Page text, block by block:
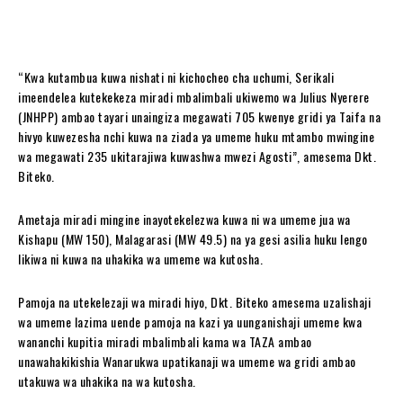
“Kwa kutambua kuwa nishati ni kichocheo cha uchumi, Serikali
imeendelea kutekekeza miradi mbalimbali ukiwemo wa Julius Nyerere
(JNHPP) ambao tayari unaingiza megawati 705 kwenye gridi ya Taifa na
hivyo kuwezesha nchi kuwa na ziada ya umeme huku mtambo mwingine
wa megawati 235 ukitarajiwa kuwashwa mwezi Agosti”, amesema Dkt.
Biteko.
Ametaja miradi mingine inayotekelezwa kuwa ni wa umeme jua wa
Kishapu (MW 150), Malagarasi (MW 49.5) na ya gesi asilia huku lengo
likiwa ni kuwa na uhakika wa umeme wa kutosha.
Pamoja na utekelezaji wa miradi hiyo, Dkt. Biteko amesema uzalishaji
wa umeme lazima uende pamoja na kazi ya uunganishaji umeme kwa
wananchi kupitia miradi mbalimbali kama wa TAZA ambao
unawahakikishia Wanarukwa upatikanaji wa umeme wa gridi ambao
utakuwa wa uhakika na wa kutosha.